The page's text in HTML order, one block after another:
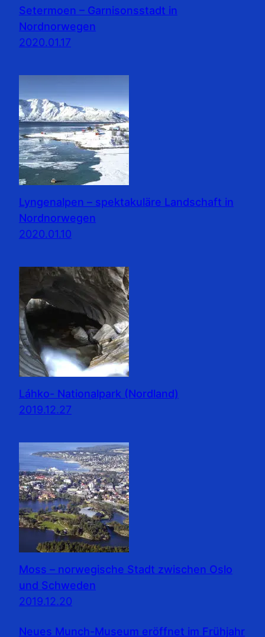
Setermoen – Garnisonsstadt in
Nordnorwegen
2020.01.17
Lyngenalpen – spektakuläre Landschaft in
Nordnorwegen
2020.01.10
Láhko- Nationalpark (Nordland)
2019.12.27
Moss – norwegische Stadt zwischen Oslo
und Schweden
2019.12.20
Neues Munch-Museum eröffnet im Frühjahr